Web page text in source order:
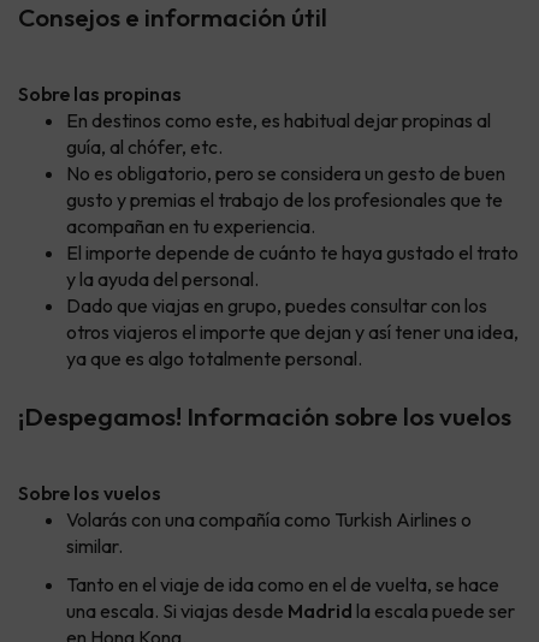
Consejos e información útil
Sobre las propinas
En destinos como este, es habitual dejar propinas al
guía, al chófer, etc.
No es obligatorio, pero se considera un gesto de buen
gusto y premias el trabajo de los profesionales que te
acompañan en tu experiencia.
El importe depende de cuánto te haya gustado el trato
y la ayuda del personal.
Dado que viajas en grupo, puedes consultar con los
otros viajeros el importe que dejan y así tener una idea,
ya que es algo totalmente personal.
¡Despegamos! Información sobre los vuelos
Sobre los vuelos
Volarás con una compañía como Turkish Airlines o
similar.
Tanto en el viaje de ida como en el de vuelta, se hace
una escala. Si viajas desde Madrid la escala puede ser